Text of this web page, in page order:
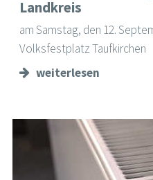
Landkreis
am Samstag, den 12.
Volksfestplatz Taufkirchen
weiterlesen